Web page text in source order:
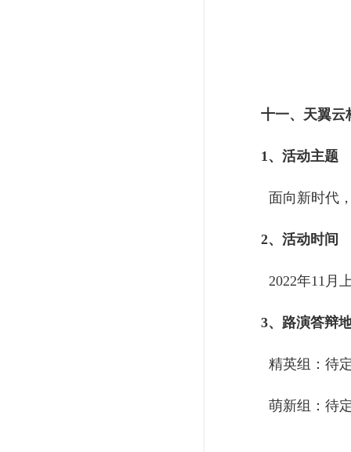
十一、 天翼云
1、活动主题
面向新时代
2、活动时间
2022年11月
3、路演答辩
精英组：待
萌新组：待